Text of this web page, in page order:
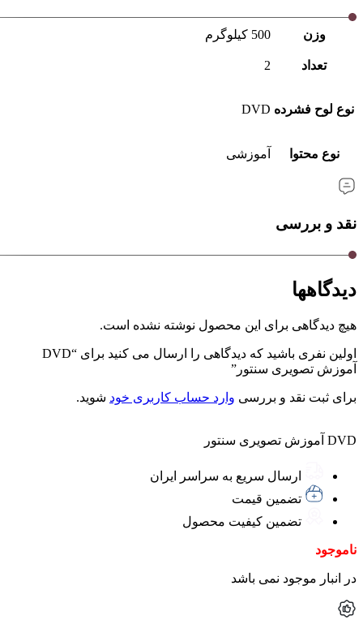
وزن 500 کیلوگرم
تعداد 2
نوع لوح فشرده DVD
نوع محتوا آموزشی
نقد و بررسی
دیدگاهها
هیچ دیدگاهی برای این محصول نوشته نشده است.
اولین نفری باشید که دیدگاهی را ارسال می کنید برای “DVD
آموزش تصویری سنتور”
برای ثبت نقد و بررسی وارد حساب کاربری خود شوید.
DVD آموزش تصویری سنتور
ارسال سریع به سراسر ایران
تضمین قیمت
تضمین کیفیت محصول
ناموجود
در انبار موجود نمی باشد